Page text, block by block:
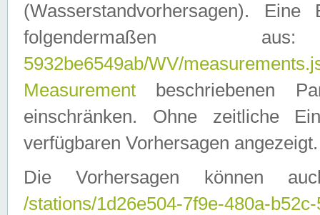
(Wasserstandvorhersagen).
folgendermaßen
5932be6549ab/WV/
Measurement beschriebenen
einschränken. Ohne zeitliche
verfügbaren Vorhersagen angezeigt.
Die Vorhersagen können
/stations/1d26e504-7f9e-480a-